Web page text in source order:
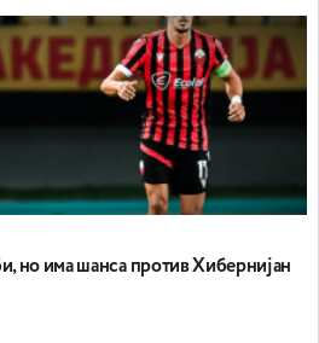
но има шанса против Хибернијан